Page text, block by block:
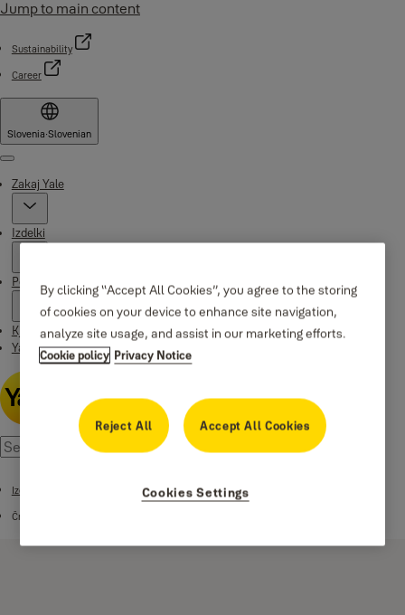
Jump to main content
Sustainability
Career
Slovenia·Slovenian
Menu
Zakaj Yale
Izdelki
Podpora
Kje kupiti
Yale Home app
Izdelki
Črni ročaji
By clicking “Accept All Cookies”, you agree to the storing
of cookies on your device to enhance site navigation,
analyze site usage, and assist in our marketing efforts.
Cookie policy Privacy Notice
Reject All Accept All Cookies
Cookies Settings